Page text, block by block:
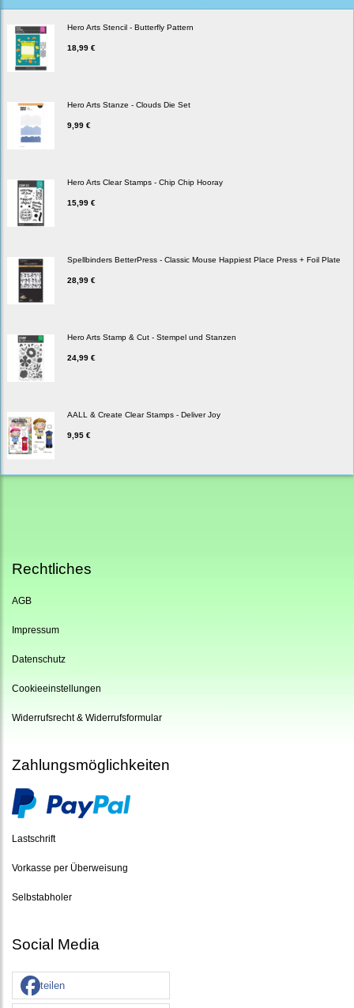
Hero Arts Stencil - Butterfly Pattern
18,99 €
Hero Arts Stanze - Clouds Die Set
9,99 €
Hero Arts Clear Stamps - Chip Chip Hooray
15,99 €
Spellbinders BetterPress - Classic Mouse Happiest Place Press + Foil Plate
28,99 €
Hero Arts Stamp & Cut - Stempel und Stanzen
24,99 €
AALL & Create Clear Stamps - Deliver Joy
9,95 €
Rechtliches
AGB
Impressum
Datenschutz
Cookieeinstellungen
Widerrufsrecht & Widerrufsformular
Zahlungsmöglichkeiten
Lastschrift
Vorkasse per Überweisung
Selbstabholer
Social Media
teilen